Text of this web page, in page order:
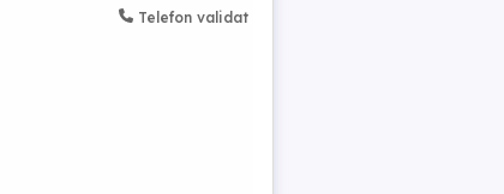
Telefon validat